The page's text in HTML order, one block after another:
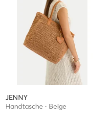
JENNY
Handtasche · Beige